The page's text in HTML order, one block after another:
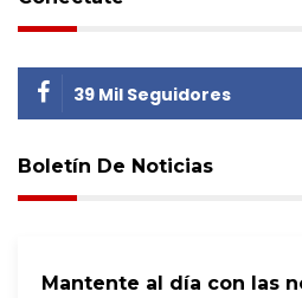
39 Mil Seguidores
Boletín De Noticias
Mantente al día con las